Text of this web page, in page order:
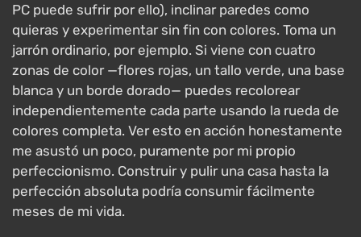
PC puede sufrir por ello), inclinar paredes como
quieras y experimentar sin fin con colores. Toma un
jarrón ordinario, por ejemplo. Si viene con cuatro
zonas de color —flores rojas, un tallo verde, una base
blanca y un borde dorado— puedes recolorear
independientemente cada parte usando la rueda de
colores completa. Ver esto en acción honestamente
me asustó un poco, puramente por mi propio
perfeccionismo. Construir y pulir una casa hasta la
perfección absoluta podría consumir fácilmente
meses de mi vida.